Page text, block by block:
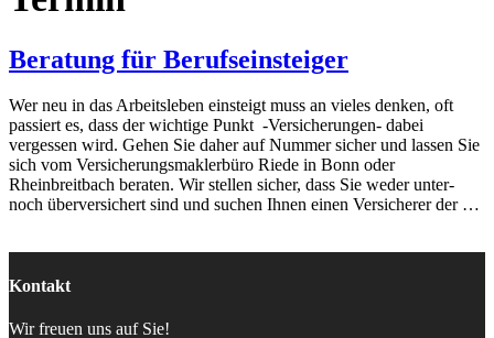
Beratung für Berufseinsteiger
Wer neu in das Arbeitsleben einsteigt muss an vieles denken, oft
passiert es, dass der wichtige Punkt -Versicherungen- dabei
vergessen wird. Gehen Sie daher auf Nummer sicher und lassen Sie
sich vom Versicherungsmaklerbüro Riede in Bonn oder
Rheinbreitbach beraten. Wir stellen sicher, dass Sie weder unter-
noch überversichert sind und suchen Ihnen einen Versicherer der …
Kontakt
Wir freuen uns auf Sie!